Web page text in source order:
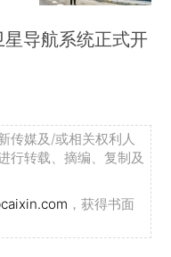
导航系统正式开
传媒及/或相关权利人
行转载、摘编、复制及
，获得书面